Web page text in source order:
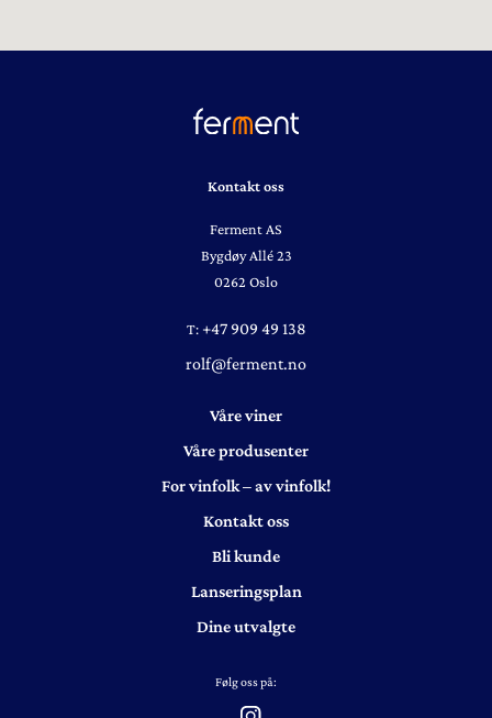
Kontakt oss
Ferment AS
Bygdøy Allé 23
0262 Oslo
T: +47 909 49 138
rolf@ferment.no
Våre viner
Våre produsenter
For vinfolk – av vinfolk!
Kontakt oss
Bli kunde
Lanseringsplan
Dine utvalgte
Følg oss på: